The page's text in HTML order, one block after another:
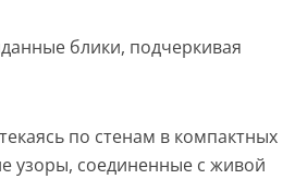
блики, подчеркивая
по стенам в компактных
узоры, соединенные с живой